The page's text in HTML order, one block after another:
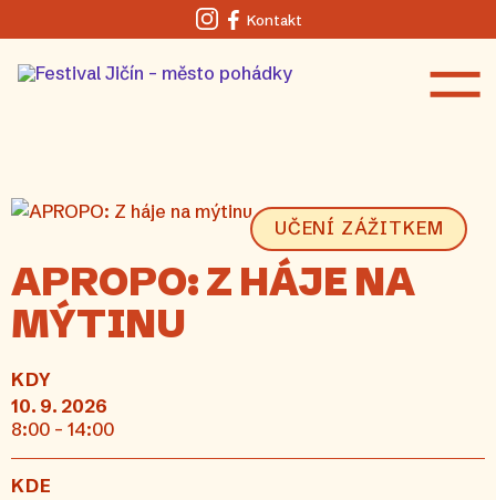
Instagram
Facebook
Kontakt
UČENÍ ZÁŽITKEM
APROPO: Z HÁJE NA
MÝTINU
KDY
10. 9. 2026
8:00 - 14:00
KDE